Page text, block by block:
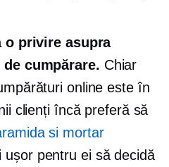
o privire asupra
cumpărare. Chiar
online este în
clienți încă preferă să
si mortar
ușor pentru ei să decidă